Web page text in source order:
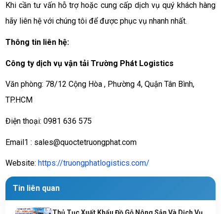
Khi cần tư vấn hỗ trợ hoặc cung cấp dịch vụ quý khách hàng
hãy liên hệ với chúng tôi để được phục vụ nhanh nhất.
Thông tin liên hệ:
Công ty dịch vụ vận tải Trường Phát Logistics
Văn phòng: 78/12 Cộng Hòa , Phường 4, Quận Tân Bình,
TP.HCM
Điện thoại: 0981 636 575
Email1 : sales@quoctetruongphat.com
Website: https://truongphatlogistics.com/
Tin liên quan